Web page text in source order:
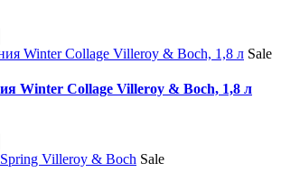
Sale
Winter Collage Villeroy & Boch, 1,8 л
Sale